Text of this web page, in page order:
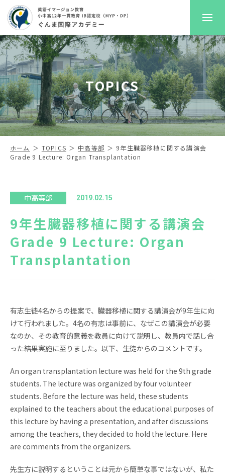
GKAについて
プレスクール
初等部
中高等部
進路サポート
News Topics
FAQ 図書蔵書検索
情報公開 アクセス
プライバシーポリシー
お問い合わせ
TOPICS
ホーム TOPICS 中高等部
9年生臓器移植に関する講演会
Grade 9 Lecture: Organ Transplantation
2019.02.15
中高等部
9年生臓器移植に関する講演会
Grade 9 Lecture: Organ
Transplantation
有志生徒4名からの提案で、臓器移植に関する講演会が9年生に向
けて行われました。4名の有志は事前に、なぜこの講演会が必要
なのか、その教育的意義を教員に向けて説明し、教員内で話し合
った結果実施に至りました。以下、生徒からのコメントです。
An organ transplantation lecture was held for the 9th grade
students. The lecture was organized by four volunteer
students. Before the lecture was held, these students
explained to the teachers about the educational purposes of
this lecture by having a presentation, and after discussions
among the teachers, they decided to hold the lecture. Here
are comments from the organizers.
先生方に説明するということは元から簡単な事ではないが、私た